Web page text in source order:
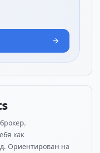
как
Ориентирован на